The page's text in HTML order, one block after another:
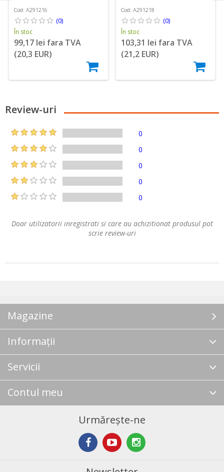
Cod: A291216
(0)
În stoc
99,17 lei fara TVA
(20,3 EUR)
Cod: A291218
(0)
În stoc
103,31 lei fara TVA
(21,2 EUR)
Review-uri
0
0
0
0
0
Doar utilizatorii inregistrati si care au achizitionat produsul pot
scrie review-uri
Magazine
Informații
Servicii
Contul meu
Urmărește-ne